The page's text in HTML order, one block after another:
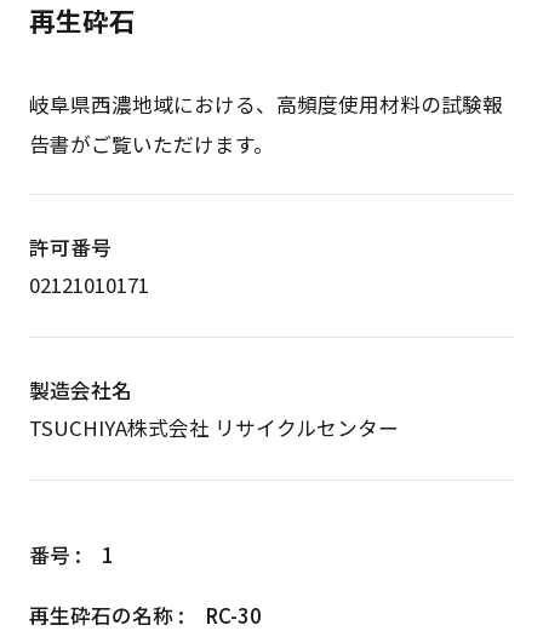
再生砕石
岐阜県西濃地域における、高頻度使用材料の試験報
告書がご覧いただけます。
許可番号
02121010171
製造会社名
TSUCHIYA株式会社 リサイクルセンター
1
RC-30